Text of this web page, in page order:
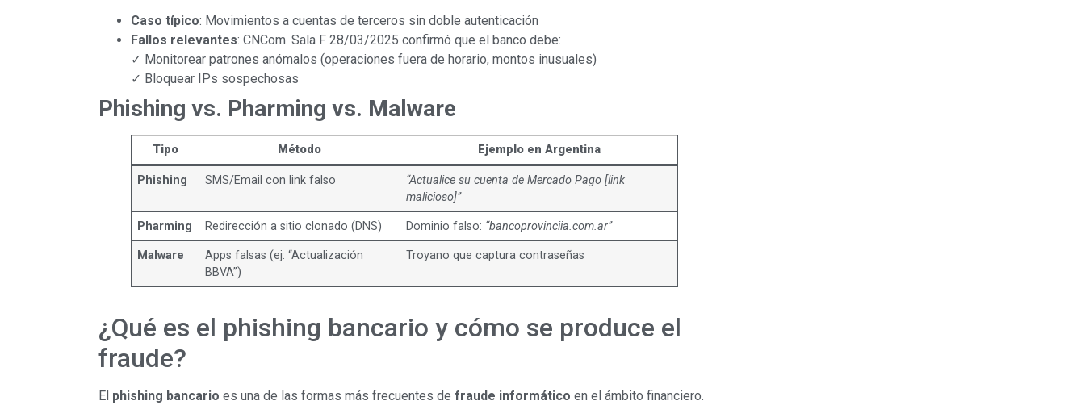
Caso típico: Movimientos a cuentas de terceros sin doble autenticación
Fallos relevantes: CNCom. Sala F 28/03/2025 confirmó que el banco debe:
✓ Monitorear patrones anómalos (operaciones fuera de horario, montos inusuales)
✓ Bloquear IPs sospechosas
Phishing vs. Pharming vs. Malware
Tipo Método Ejemplo en Argentina
Phishing SMS/Email con link falso
“Actualice su cuenta de Mercado Pago [link
malicioso]”
Pharming Redirección a sitio clonado (DNS) Dominio falso: “bancoprovinciia.com.ar”
Malware
Apps falsas (ej: “Actualización
BBVA”)
Troyano que captura contraseñas
¿Qué es el phishing bancario y cómo se produce el
fraude?
El phishing bancario es una de las formas más frecuentes de fraude informático en el ámbito financiero.